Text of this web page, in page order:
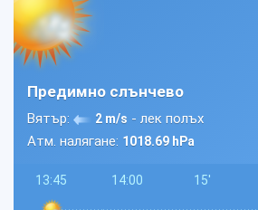
Предимно слънчево
Вятър: 2 m/s - лек полъх
Атм. налягане: 1018.69 hPa
13:45 14:00 15'